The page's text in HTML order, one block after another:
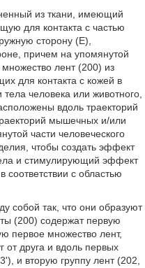
из ткани, имеющий
для контакта с частью
сторону (E),
причем на упомянутой
лент (200) из
для контакта с кожей в
человека или животного,
вдоль траекторий
мышечных и/или
части человеческого
чтобы создать эффект
и стимулирующий эффект
с областью
собой так, что они образуют
(200) содержат первую
первое множество лент,
от друга и вдоль первых
и вторую группу лент (202,